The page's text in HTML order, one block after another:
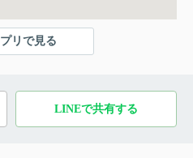
リで見る
LINEで共有する